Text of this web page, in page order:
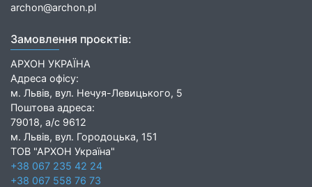
archon@archon.pl
Замовлення проєктів:
АРХОН УКРАЇНА
Адреса офісу:
м. Львів, вул. Нечуя-Левицького, 5
Поштова адреса:
79018, а/с 9612
м. Львів, вул. Городоцька, 151
ТОВ "АРХОН Україна"
+38 067 235 42 24
+38 067 558 76 73